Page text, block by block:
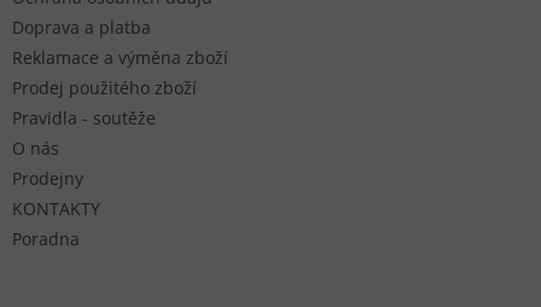
Doprava a platba
Reklamace a výměna zboží
Prodej použitého zboží
Pravidla - soutěže
O nás
Prodejny
KONTAKTY
Poradna